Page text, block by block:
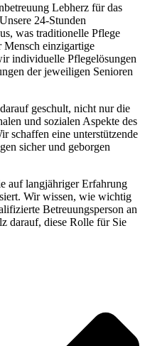
Lebherz für das
24-Stunden
was traditionelle Pflege
Mensch einzigartige
individuelle Pflegelösungen
der jeweiligen Senioren
geschult, nicht nur die
und sozialen Aspekte des
schaffen eine unterstützende
sicher und geborgen
auf langjähriger Erfahrung
Wir wissen, wie wichtig
Betreuungsperson an
darauf, diese Rolle für Sie